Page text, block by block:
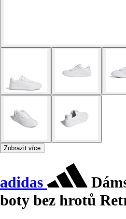
Zobrazit více
adidas
boty bez hrotů